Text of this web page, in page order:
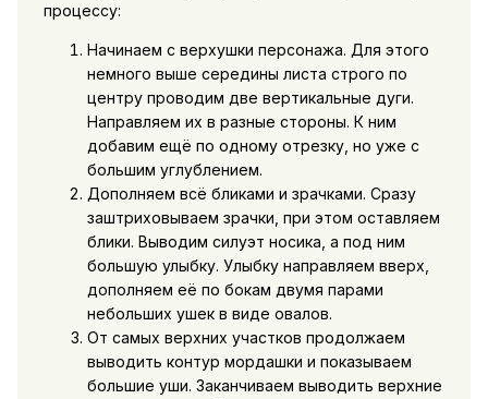
процессу:
Начинаем с верхушки персонажа. Для этого
немного выше середины листа строго по
центру проводим две вертикальные дуги.
Направляем их в разные стороны. К ним
добавим ещё по одному отрезку, но уже с
большим углублением.
Дополняем всё бликами и зрачками. Сразу
заштриховываем зрачки, при этом оставляем
блики. Выводим силуэт носика, а под ним
большую улыбку. Улыбку направляем вверх,
дополняем её по бокам двумя парами
небольших ушек в виде овалов.
От самых верхних участков продолжаем
выводить контур мордашки и показываем
большие уши. Заканчиваем выводить верхние